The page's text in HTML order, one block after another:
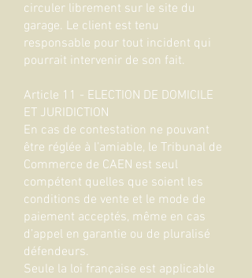
circuler librement sur le site du
garage. Le client est tenu
responsable pour tout incident qui
pourrait intervenir de son fait.
Article 11 - ELECTION DE DOMICILE
ET JURIDICTION
En cas de contestation ne pouvant
être réglée à l’amiable, le Tribunal de
Commerce de CAEN est seul
compétent quelles que soient les
conditions de vente et le mode de
paiement acceptés, même en cas
d’appel en garantie ou de pluralisé
défendeurs.
Seule la loi française est applicable